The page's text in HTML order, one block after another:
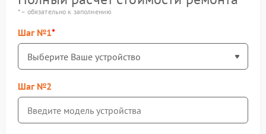
* – обязательно к заполнению
Шаг №1
Шаг №2